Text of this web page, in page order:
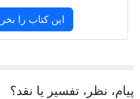
این کتاب را
پیام، نظر، تفسیر یا نقد؟